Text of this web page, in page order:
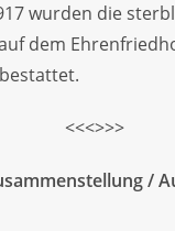
wurden die
dem
<<<>>>
/